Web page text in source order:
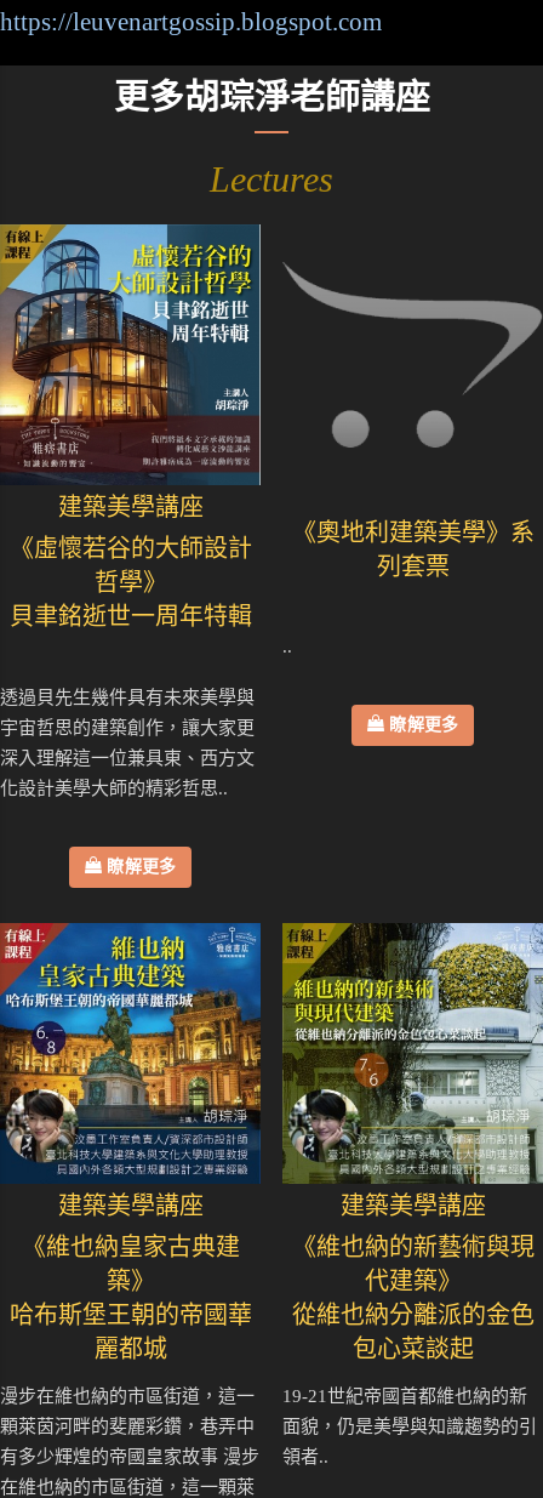
https://leuvenartgossip.blogspot.com
更多胡琮淨老師講座
Lectures
建築美學講座
《虛懷若谷的大師設計
哲學》
貝聿銘逝世一周年特輯
透過貝先生幾件具有未來美學與
宇宙哲思的建築創作，讓大家更
深入理解這一位兼具東、西方文
化設計美學大師的精彩哲思..
瞭解更多
《奧地利建築美學》系
列套票
..
瞭解更多
建築美學講座
《維也納皇家古典建
築》
哈布斯堡王朝的帝國華
麗都城
漫步在維也納的市區街道，這一
顆萊茵河畔的斐麗彩鑽，巷弄中
有多少輝煌的帝國皇家故事 漫步
在維也納的市區街道，這一顆萊
建築美學講座
《維也納的新藝術與現
代建築》
從維也納分離派的金色
包心菜談起
19-21世紀帝國首都維也納的新
面貌，仍是美學與知識趨勢的引
領者..